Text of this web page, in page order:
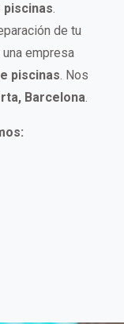
.
de tu
una empresa
piscinas. Nos
Barcelona.